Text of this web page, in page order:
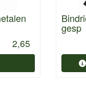
2,65
gesp